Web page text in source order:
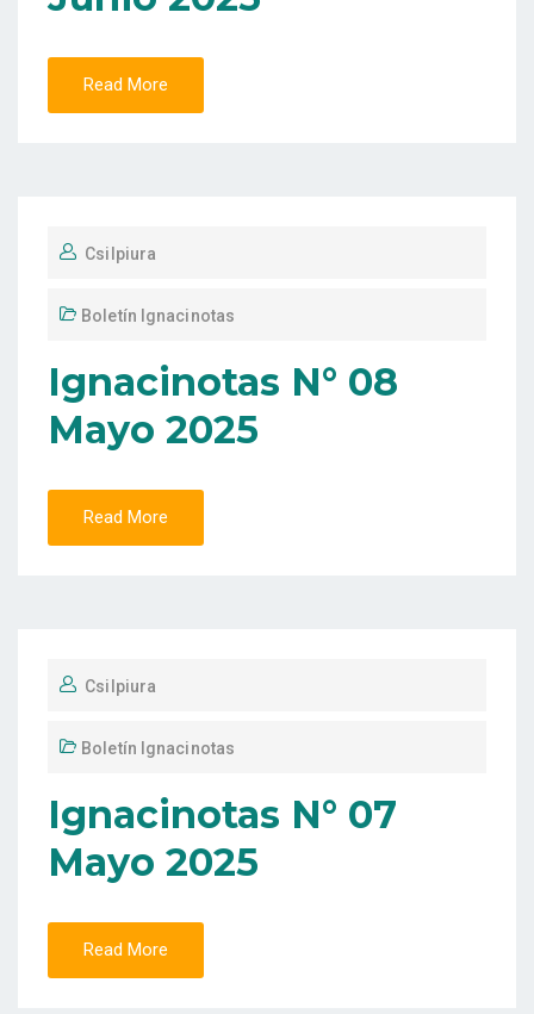
Read More
Csilpiura
Boletín Ignacinotas
Ignacinotas N° 08
Mayo 2025
Read More
Csilpiura
Boletín Ignacinotas
Ignacinotas N° 07
Mayo 2025
Read More